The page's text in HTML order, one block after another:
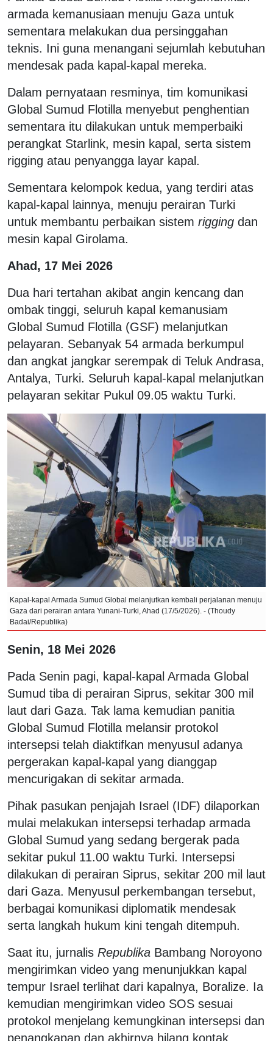
armada kemanusiaan menuju Gaza untuk
sementara melakukan dua persinggahan
teknis. Ini guna menangani sejumlah kebutuhan
mendesak pada kapal-kapal mereka.
Dalam pernyataan resminya, tim komunikasi
Global Sumud Flotilla menyebut penghentian
sementara itu dilakukan untuk memperbaiki
perangkat Starlink, mesin kapal, serta sistem
rigging atau penyangga layar kapal.
Sementara kelompok kedua, yang terdiri atas
kapal-kapal lainnya, menuju perairan Turki
untuk membantu perbaikan sistem rigging dan
mesin kapal Girolama.
Ahad, 17 Mei 2026
Dua hari tertahan akibat angin kencang dan
ombak tinggi, seluruh kapal kemanusiam
Global Sumud Flotilla (GSF) melanjutkan
pelayaran. Sebanyak 54 armada berkumpul
dan angkat jangkar serempak di Teluk Andrasa,
Antalya, Turki. Seluruh kapal-kapal melanjutkan
pelayaran sekitar Pukul 09.05 waktu Turki.
Kapal-kapal Armada Sumud Global melanjutkan kembali perjalanan menuju
Gaza dari perairan antara Yunani-Turki, Ahad (17/5/2026). - (Thoudy
Badai/Republika)
Senin, 18 Mei 2026
Pada Senin pagi, kapal-kapal Armada Global
Sumud tiba di perairan Siprus, sekitar 300 mil
laut dari Gaza. Tak lama kemudian panitia
Global Sumud Flotilla melansir protokol
intersepsi telah diaktifkan menyusul adanya
pergerakan kapal-kapal yang dianggap
mencurigakan di sekitar armada.
Pihak pasukan penjajah Israel (IDF) dilaporkan
mulai melakukan intersepsi terhadap armada
Global Sumud yang sedang bergerak pada
sekitar pukul 11.00 waktu Turki. Intersepsi
dilakukan di perairan Siprus, sekitar 200 mil laut
dari Gaza. Menyusul perkembangan tersebut,
berbagai komunikasi diplomatik mendesak
serta langkah hukum kini tengah ditempuh.
Saat itu, jurnalis Republika Bambang Noroyono
mengirimkan video yang menunjukkan kapal
tempur Israel terlihat dari kapalnya, Boralize. Ia
kemudian mengirimkan video SOS sesuai
protokol menjelang kemungkinan intersepsi dan
penangkapan dan akhirnya hilang kontak.